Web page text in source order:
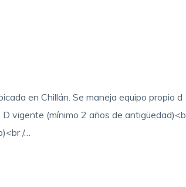
en Chillán. Se maneja equipo propio d
vigente (mínimo 2 años de antigüedad)<b
/…